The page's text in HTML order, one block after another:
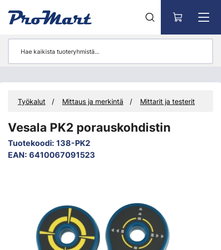
Työkalut Mittaus ja merkintä Mittarit ja testerit
Vesala PK2 porauskohdistin
Tuotekoodi: 138-PK2
EAN: 6410067091523